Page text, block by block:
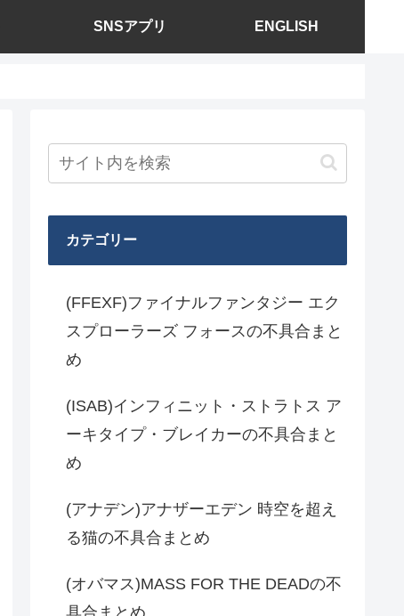
SNSアプリ ENGLISH
カテゴリー
(FFEXF)ファイナルファンタジー エク
スプローラーズ フォースの不具合まと
め
(ISAB)インフィニット・ストラトス ア
ーキタイプ・ブレイカーの不具合まと
め
(アナデン)アナザーエデン 時空を超え
る猫の不具合まとめ
(オバマス)MASS FOR THE DEADの不
具合まとめ